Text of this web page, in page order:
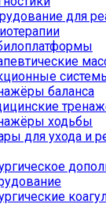
для
баланса
ходьбы
для ухода и